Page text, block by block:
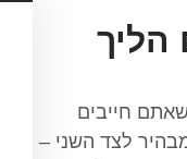
הליך
חייבים
לצד השני –